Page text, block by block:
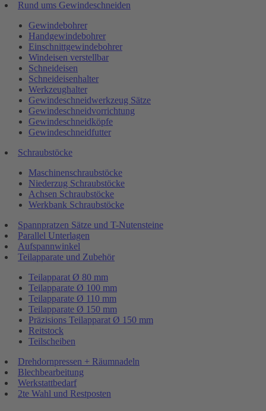
Rund ums Gewindeschneiden
Gewindebohrer
Handgewindebohrer
Einschnittgewindebohrer
Windeisen verstellbar
Schneideisen
Schneideisenhalter
Werkzeughalter
Gewindeschneidwerkzeug Sätze
Gewindeschneidvorrichtung
Gewindeschneidköpfe
Gewindeschneidfutter
Schraubstöcke
Maschinenschraubstöcke
Niederzug Schraubstöcke
Achsen Schraubstöcke
Werkbank Schraubstöcke
Spannpratzen Sätze und T-Nutensteine
Parallel Unterlagen
Aufspannwinkel
Teilapparate und Zubehör
Teilapparat Ø 80 mm
Teilapparate Ø 100 mm
Teilapparate Ø 110 mm
Teilapparate Ø 150 mm
Präzisions Teilapparat Ø 150 mm
Reitstock
Teilscheiben
Drehdornpressen + Räumnadeln
Blechbearbeitung
Werkstattbedarf
2te Wahl und Restposten